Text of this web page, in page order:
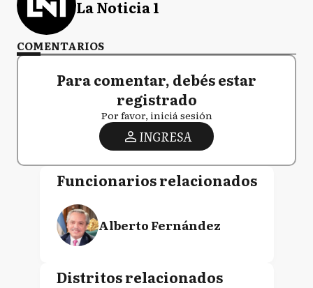
La Noticia 1
COMENTARIOS
Para comentar, debés estar
registrado
Por favor, iniciá sesión
INGRESA
Funcionarios relacionados
Alberto Fernández
Distritos relacionados